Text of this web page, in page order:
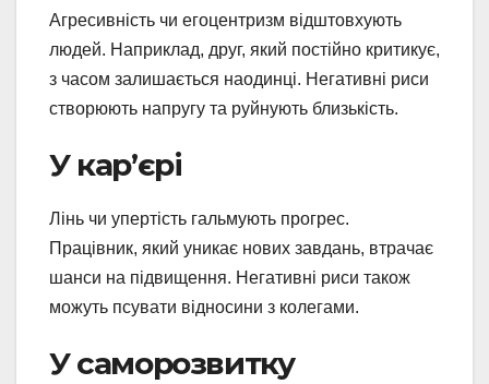
Агресивність чи егоцентризм відштовхують
людей. Наприклад, друг, який постійно критикує,
з часом залишається наодинці. Негативні риси
створюють напругу та руйнують близькість.
У кар’єрі
Лінь чи упертість гальмують прогрес.
Працівник, який уникає нових завдань, втрачає
шанси на підвищення. Негативні риси також
можуть псувати відносини з колегами.
У саморозвитку